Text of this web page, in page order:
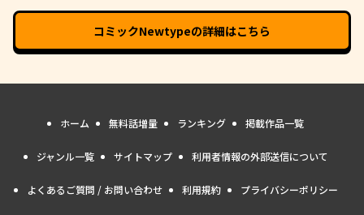
コミックNewtypeの詳細はこちら
ホーム 無料話増量 ランキング 掲載作品一覧
ジャンル一覧 サイトマップ 利用者情報の外部送信について
よくあるご質問 / お問い合わせ 利用規約 プライバシーポリシー